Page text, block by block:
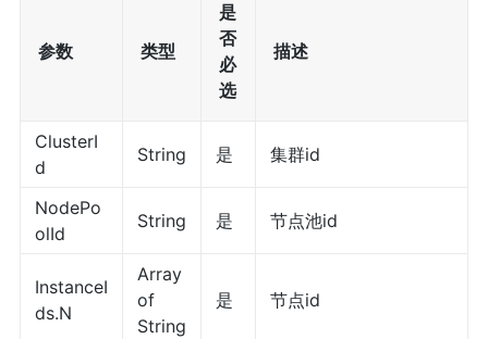
参数 类型
是
否
必
选
描述
ClusterI
d
String 是 集群id
NodePo
olId
String 是 节点池id
InstanceI
ds.N
Array
of
String
是 节点id